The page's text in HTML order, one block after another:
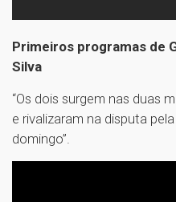
Primeiros programas de
Silva
“Os dois surgem nas duas
e rivalizaram na disputa
domingo”.